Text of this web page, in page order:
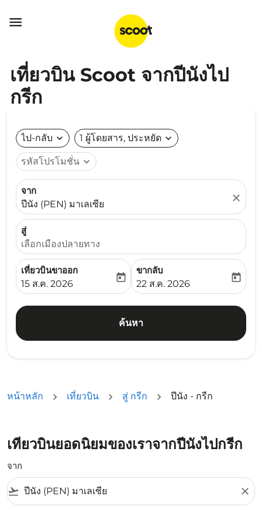

เที่ยวบิน Scoot จากปีนังไป
กรีก
ไป-กลับ expand_more 1 ผู้โดยสาร, ประหยัด expand_more
รหัสโปรโมชั่น expand_more
จาก
ปีนัง (PEN) มาเลเซีย
close
สู่
เลือกเมืองปลายทาง
เที่ยวบินขาออก
fc-booking-departure-date-aria-label
15 ส.ค. 2026
today
ขากลับ
fc-booking-return-date-
22 ส.ค. 2026
today
ค้นหา
หน้าหลัก เที่ยวบิน สู่ กรีก ปีนัง - กรีก
เที่ยวบินยอดนิยมของเราจากปีนังไปกรีก
จาก
flight_takeoff close